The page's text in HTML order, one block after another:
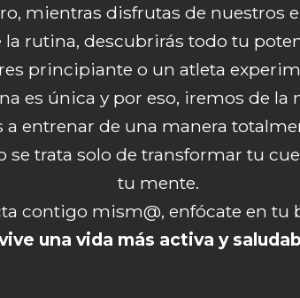
mientras disfrutas de nuestros
la rutina, descubrirás todo tu
principiante o un atleta
es única y por eso, iremos de la
a entrenar de una manera
se trata solo de transformar tu
tu mente.
contigo mism@, enfócate en tu
una vida más activa y